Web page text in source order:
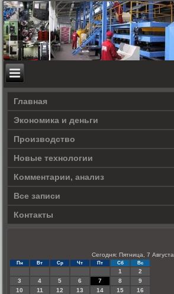
Главная
Экономика и деньги
Производство
Новые технологии
Комментарии, анализ
Все записи
Контакты
Сегодня: Пятница, 7 Августа
Пн Вт Ср Чт Пт Сб Вс
1
2
3
4 5 6 7 8
9
10
11 12 13 14 15
16